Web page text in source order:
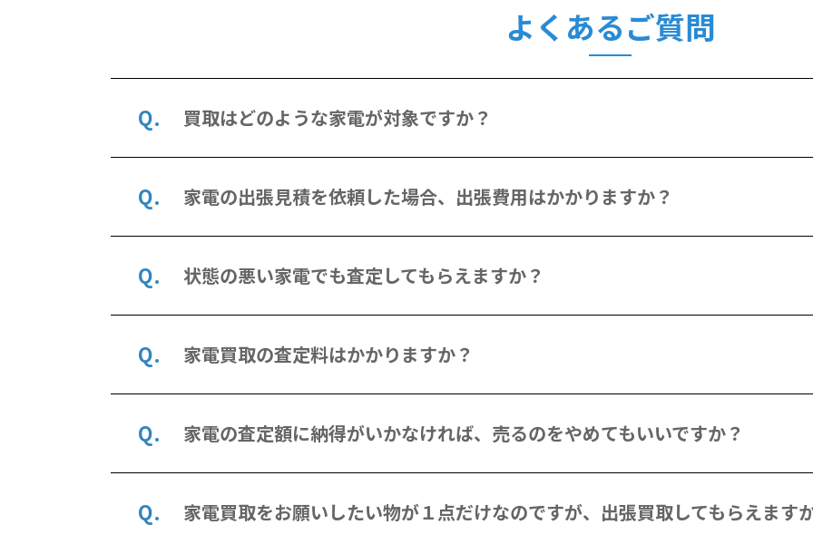
よくあるご質問
買取はどのような家電が対象ですか？
家電の出張見積を依頼した場合、出張費用はかかりますか？
状態の悪い家電でも査定してもらえますか？
家電買取の査定料はかかりますか？
家電の査定額に納得がいかなければ、売るのをやめてもいいですか？
家電買取をお願いしたい物が１点だけなのですが、出張買取してもらえます